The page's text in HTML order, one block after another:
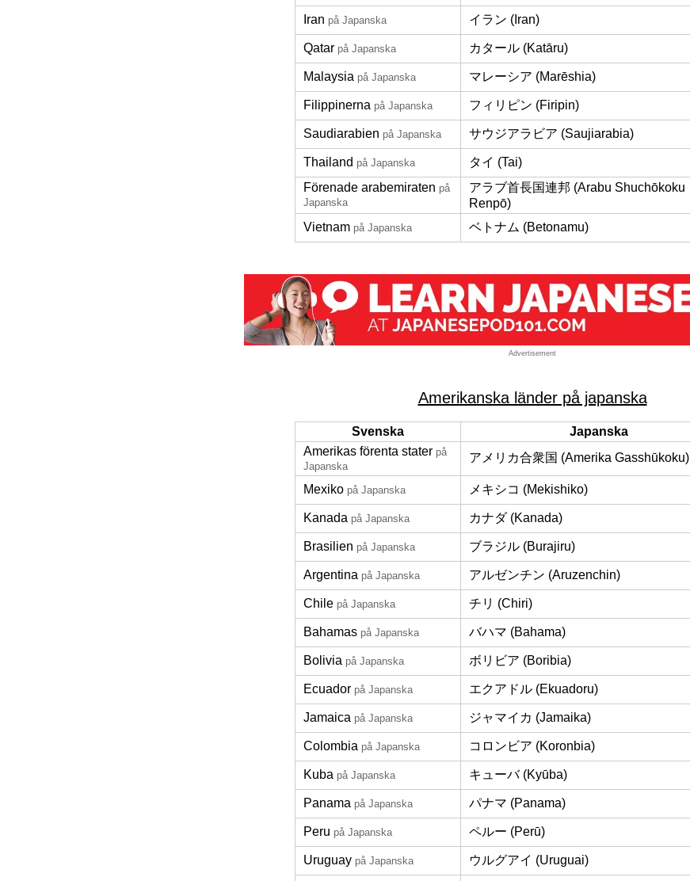
Iran på Japanska イラン (Iran)
Qatar på Japanska カタール (Katāru)
Malaysia på Japanska マレーシア (Marēshia)
Filippinerna på Japanska フィリピン (Firipin)
Saudiarabien på Japanska サウジアラビア (Saujiarabia)
Thailand på Japanska
タイ (Tai)
Förenade arabemiraten på
Japanska
アラブ首長国連邦 (Arabu Shuchōkoku
Renpō)
Vietnam på Japanska ベトナム (Betonamu)
Advertisement
Amerikanska länder på japanska
Svenska
Japanska
Amerikas förenta stater på
Japanska
アメリカ合衆国 (Amerika Gasshūkoku)
Mexiko på Japanska メキシコ (Mekishiko)
Kanada på Japanska カナダ (Kanada)
Brasilien på Japanska ブラジル (Burajiru)
Argentina på Japanska アルゼンチン (Aruzenchin)
Chile på Japanska チリ (Chiri)
Bahamas på Japanska バハマ (Bahama)
Bolivia på Japanska ボリビア (Boribia)
Ecuador på Japanska エクアドル (Ekuadoru)
Jamaica på Japanska ジャマイカ (Jamaika)
Colombia på Japanska コロンビア (Koronbia)
Kuba på Japanska キューバ (Kyūba)
Panama på Japanska パナマ (Panama)
Peru på Japanska ペルー (Perū)
Uruguay på Japanska ウルグアイ (Uruguai)